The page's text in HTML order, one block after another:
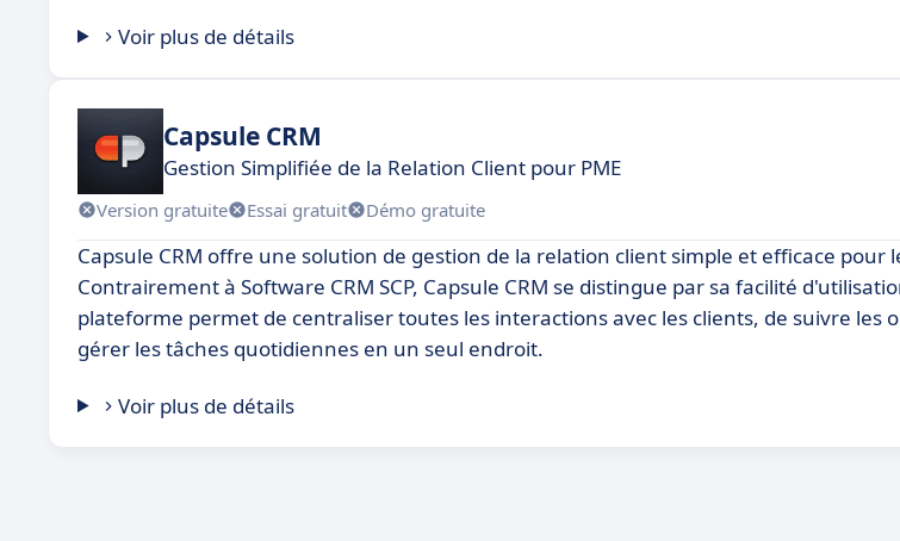
Voir plus de détails
Capsule CRM
Gestion Simplifiée de la Relation Client pour PME
Version gratuite Essai gratuit Démo gratuite
Capsule CRM offre une solution de gestion de la relation client simple et efficace pour
Contrairement à Software CRM SCP, Capsule CRM se distingue par sa facilité
plateforme permet de centraliser toutes les interactions avec les clients, de suivre les
gérer les tâches quotidiennes en un seul endroit.
Voir plus de détails